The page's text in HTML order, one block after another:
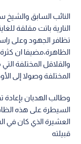
النائب السابق والشيخ
النارية باتت مقلقة
تظافر الجهود وعلى
الظاهرة،مضيفا ان
والقلاقل المختلفة
المختلفة وصولا إلى
وطالب الهدبان بإعادة
السيطرة على هذه
العشيرة الذي كان في
قبيلته